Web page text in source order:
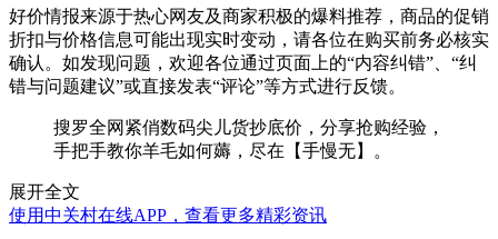
好价情报来源于热心网友及商家积极的爆料推荐，商品的促销
折扣与价格信息可能出现实时变动，请各位在购买前务必核实
确认。如发现问题，欢迎各位通过页面上的“内容纠错”、“纠
错与问题建议”或直接发表“评论”等方式进行反馈。
搜罗全网紧俏数码尖儿货抄底价，分享抢购经验，
手把手教你羊毛如何薅，尽在【手慢无】。
展开全文
使用中关村在线APP，查看更多精彩资讯